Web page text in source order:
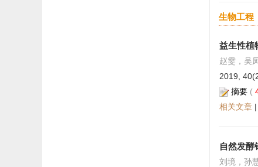
生物工程
益生性植
赵雯，吴
2019,
摘要 (
相关文章 |
自然发酵
刘境，孙